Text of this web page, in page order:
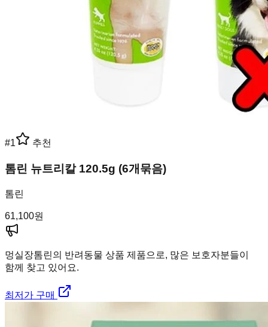
#1 추천
톰린 뉴트리칼 120.5g (6개묶음)
톰린
61,100원
멍실장톰린의 반려동물 상품 제품으로, 많은 보호자분들이
함께 찾고 있어요.
최저가 구매